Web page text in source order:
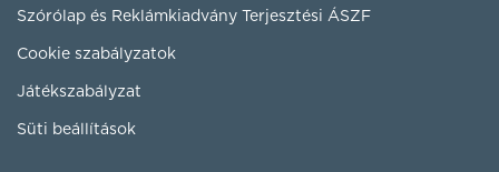
Szórólap és Reklámkiadvány Terjesztési ÁSZF
Cookie szabályzatok
Játékszabályzat
Süti beállítások